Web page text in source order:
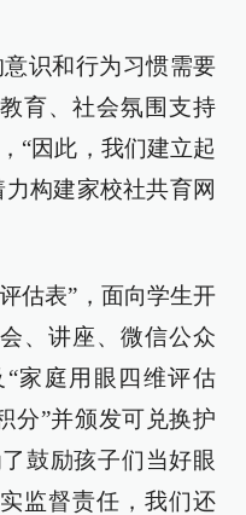
识和行为习惯需要
育、社会氛围支持
“因此，我们建立起
力构建家校社共育网
估表”，面向学生开
、讲座、微信公众
家庭用眼四维评估
分”并颁发可兑换护
鼓励孩子们当好眼
监督责任，我们还